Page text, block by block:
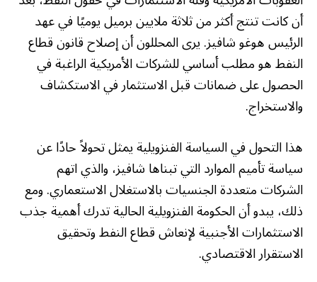
أن كانت تنتج أكثر من ثلاثة ملايين برميل يوميًا في عهد
الرئيس هوغو شافيز. يرى المحللون أن إصلاح قانون قطاع
النفط هو مطلب أساسي للشركات الأمريكية الراغبة في
الحصول على ضمانات قبل الاستثمار في الاستكشاف
والاستخراج.
هذا التحول في السياسة الفنزويلية يمثل تحولاً حادًا عن
سياسة تأميم الموارد التي تبناها شافيز، والذي اتهم
الشركات متعددة الجنسيات بالاستغلال الاستعماري. ومع
ذلك، يبدو أن الحكومة الفنزويلية الحالية تدرك أهمية جذب
الاستثمارات الأجنبية لإنعاش قطاع النفط وتحقيق
الاستقرار الاقتصادي.